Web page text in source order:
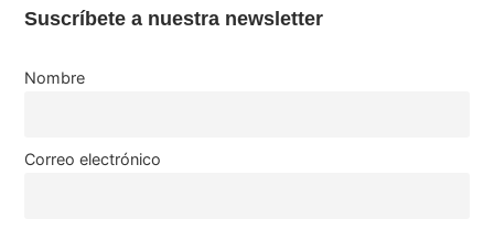
Suscríbete a nuestra newsletter
Nombre
Correo electrónico